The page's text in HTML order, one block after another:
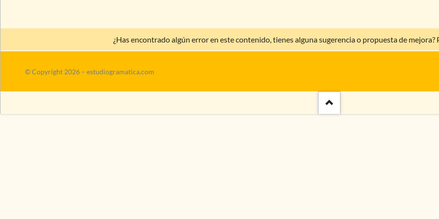
¿Has encontrado algún error en este contenido, tienes alguna sugerencia o propuesta de mejora?
© Copyright 2026 – estudiogramatica.com